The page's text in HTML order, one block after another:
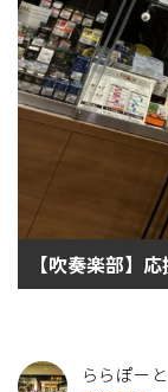
【吹奏楽部】
ららぽー